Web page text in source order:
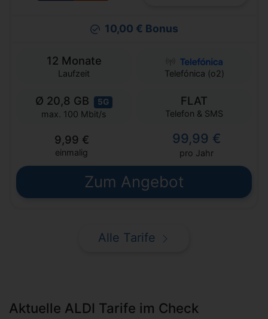
10,00 € Bonus
12 Monate
Laufzeit Telefónica (o2)
Ø 20,8 GB 5G
max. 100 Mbit/s
FLAT
Telefon & SMS
9,99 €
einmalig
99,99 €
pro Jahr
Zum Angebot
Alle Tarife
Aktuelle ALDI Tarife im Check